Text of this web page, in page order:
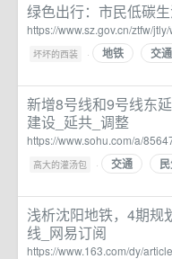
绿色出行：市民低碳
https://www.sz.gov.cn/ztfw/
坏坏的西装 · 地铁 交通
新增8号线和9号线东
建设_延共_调整
https://www.sohu.com/a/
高大的灌汤包 · 交通
浅析沈阳地铁，4期规
线_网易订阅
https://www.163.com/dy/